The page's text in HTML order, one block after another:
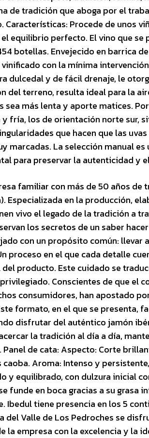
de tradición que aboga por el
Procede de unos
equilibrio perfecto. El vino que se
botellas. Envejecido en barrica de
con la mínima
dulcedal y de fácil drenaje, le
del terreno, resulta ideal para la
sea más lenta y aporte matices.
fría, los de orientación norte sur,
que hacen que las uvas
marcadas. La selección manual es
para preservar la autenticidad y
familiar con más de 50 años de
Especializada en la producción,
vivo el legado de la tradición a
los secretos de un saber
con un propósito común: llevar
proceso en el que cada detalle
producto. Este cuidado se
Conscientes de que el
consumidores, han apostado
formato, en el que se presenta,
disfrutar del auténtico jamón
la tradición al día a día,
de cata: Aspecto: Corte
Aroma: Intenso y
y equilibrado, con dulzura inicial
funde en boca gracias a su grasa
Ibedul tiene presencia en los 5
Valle de Los Pedroches se
empresa con la excelencia y la